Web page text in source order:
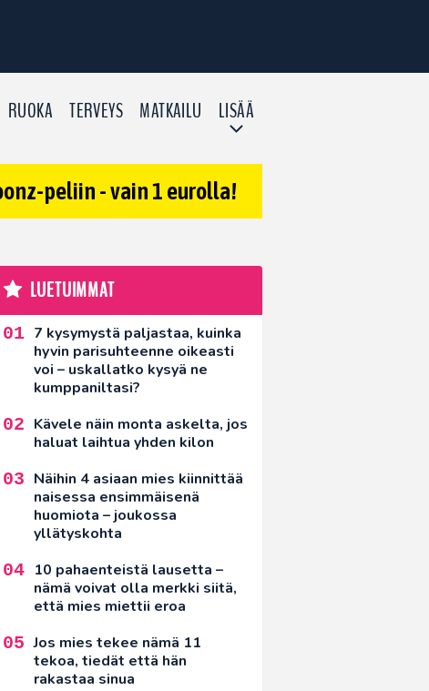
RUOKA TERVEYS MATKAILU LISÄÄ
peliin - vain 1 eurolla!
LUETUIMMAT
7 kysymystä paljastaa, kuinka
hyvin parisuhteenne oikeasti
voi – uskallatko kysyä ne
kumppaniltasi?
Kävele näin monta askelta, jos
haluat laihtua yhden kilon
Näihin 4 asiaan mies kiinnittää
naisessa ensimmäisenä
huomiota – joukossa
yllätyskohta
10 pahaenteistä lausetta –
nämä voivat olla merkki siitä,
että mies miettii eroa
Jos mies tekee nämä 11
tekoa, tiedät että hän
rakastaa sinua